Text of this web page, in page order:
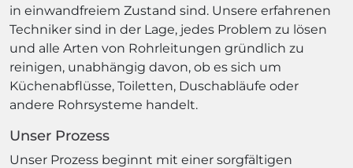
in einwandfreiem Zustand sind. Unsere erfahrenen
Techniker sind in der Lage, jedes Problem zu lösen
und alle Arten von Rohrleitungen gründlich zu
reinigen, unabhängig davon, ob es sich um
Küchenabflüsse, Toiletten, Duschabläufe oder
andere Rohrsysteme handelt.
Unser Prozess
Unser Prozess beginnt mit einer sorgfältigen